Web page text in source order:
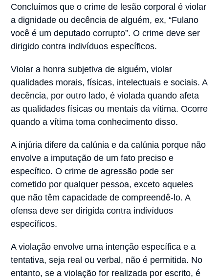
Concluímos que o crime de lesão corporal é violar
a dignidade ou decência de alguém, ex, “Fulano
você é um deputado corrupto”. O crime deve ser
dirigido contra indivíduos específicos.
Violar a honra subjetiva de alguém, violar
qualidades morais, físicas, intelectuais e sociais. A
decência, por outro lado, é violada quando afeta
as qualidades físicas ou mentais da vítima. Ocorre
quando a vítima toma conhecimento disso.
A injúria difere da calúnia e da calúnia porque não
envolve a imputação de um fato preciso e
específico. O crime de agressão pode ser
cometido por qualquer pessoa, exceto aqueles
que não têm capacidade de compreendê-lo. A
ofensa deve ser dirigida contra indivíduos
específicos.
A violação envolve uma intenção específica e a
tentativa, seja real ou verbal, não é permitida. No
entanto, se a violação for realizada por escrito, é